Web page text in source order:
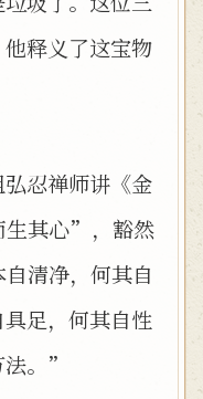
释义了这宝物
忍禅师讲《金
生其心”，豁然
清净，何其自
足，何其自性
。”